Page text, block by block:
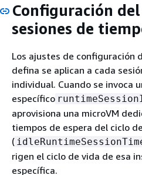
Configuración
sesiones de
Los ajustes de configuración
defina se aplican a cada
individual. Cuando se invoca
específico
aprovisiona una microVM
tiempos de espera del ciclo
(
rigen el ciclo de vida de esa
específica.